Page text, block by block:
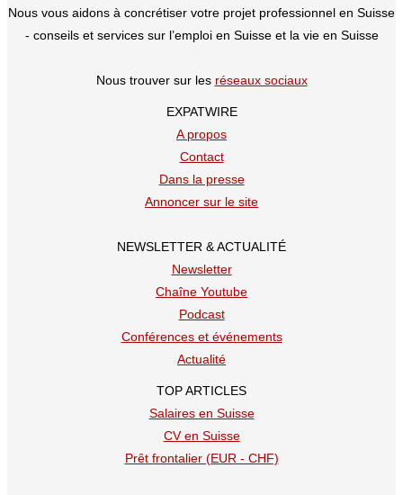
Nous vous aidons à concrétiser votre projet professionnel en Suisse
- conseils et services sur l’emploi en Suisse et la vie en Suisse
Nous trouver sur les réseaux sociaux
EXPATWIRE
A propos
Contact
Dans la presse
Annoncer sur le site
NEWSLETTER & ACTUALITÉ
Newsletter
Chaîne Youtube
Podcast
Conférences et événements
Actualité
TOP ARTICLES
Salaires en Suisse
CV en Suisse
Prêt frontalier (EUR - CHF)